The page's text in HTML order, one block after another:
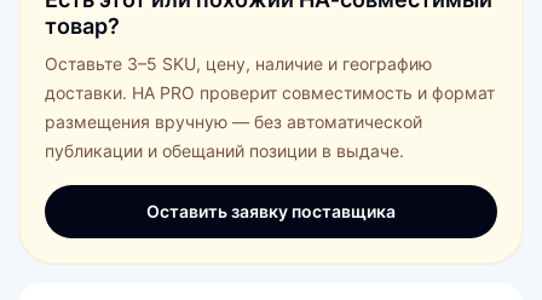
товар?
Оставьте 3–5 SKU, цену, наличие и географию
доставки. HA PRO проверит совместимость и формат
размещения вручную — без автоматической
публикации и обещаний позиции в выдаче.
Оставить заявку поставщика